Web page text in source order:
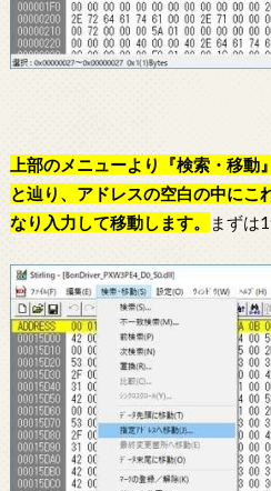
上部のメニューより『検索・移
と辿り、アドレスの空白の中にこ
なり入力して移動します。
まずは